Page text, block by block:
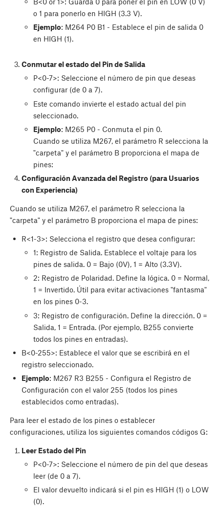
o 1 para ponerlo en HIGH (3.3 V).
Ejemplo: M264 P0 B1 - Establece el pin de salida 0
en HIGH (1).
Conmutar el estado del Pin de Salida
P<0-7>: Seleccione el número de pin que deseas
configurar (de 0 a 7).
Este comando invierte el estado actual del pin
seleccionado.
Ejemplo: M265 P0 - Conmuta el pin 0.
Cuando se utiliza M267, el parámetro R selecciona la
"carpeta" y el parámetro B proporciona el mapa de
pines:
Configuración Avanzada del Registro (para Usuarios
con Experiencia)
Cuando se utiliza M267, el parámetro R selecciona la
"carpeta" y el parámetro B proporciona el mapa de pines:
R<1-3>: Selecciona el registro que desea configurar:
1: Registro de Salida. Establece el voltaje para los
pines de salida. 0 = Bajo (0V), 1 = Alto (3.3V).
2: Registro de Polaridad. Define la lógica. 0 = Normal,
1 = Invertido. Útil para evitar activaciones "fantasma"
en los pines 0-3.
3: Registro de configuración. Define la dirección. 0 =
Salida, 1 = Entrada. (Por ejemplo, B255 convierte
todos los pines en entradas).
B<0-255>: Establece el valor que se escribirá en el
registro seleccionado.
Ejemplo: M267 R3 B255 - Configura el Registro de
Configuración con el valor 255 (todos los pines
establecidos como entradas).
Para leer el estado de los pines o establecer
configuraciones, utiliza los siguientes comandos códigos G:
Leer Estado del Pin
P<0-7>: Seleccione el número de pin del que deseas
leer (de 0 a 7).
El valor devuelto indicará si el pin es HIGH (1) o LOW
(0).